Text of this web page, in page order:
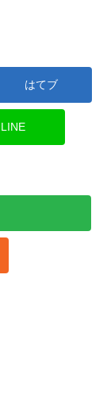
はてブ
LINE